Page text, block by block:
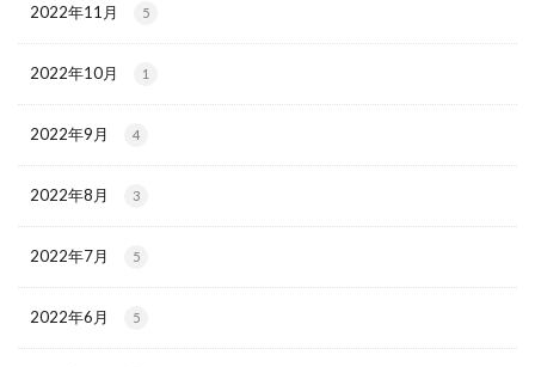
2022年11月 5
2022年10月 1
2022年9月 4
2022年8月 3
2022年7月 5
2022年6月 5